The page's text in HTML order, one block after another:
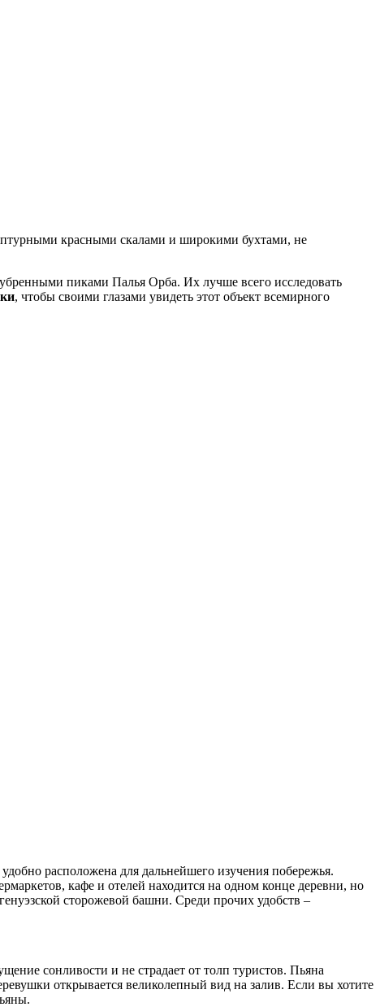
красными скалами и широкими бухтами, не
пиками Палья Орба. Их лучше всего исследовать
, чтобы своими глазами увидеть этот объект всемирного
расположена для дальнейшего изучения побережья.
кафе и отелей находится на одном конце деревни, но
сторожевой башни. Среди прочих удобств –
сонливости и не страдает от толп туристов. Пьяна
открывается великолепный вид на залив. Если вы хотите